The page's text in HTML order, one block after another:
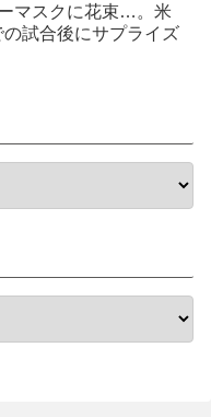
マスクに花束…。米
試合後にサプライズ